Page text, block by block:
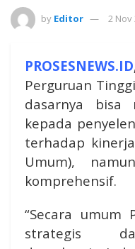
by Editor 2 Nov
PROSESNEWS.ID
Perguruan
dasarnya bisa
kepada
terhadap
Umum),
komprehensif.
“Secara umum
strategis